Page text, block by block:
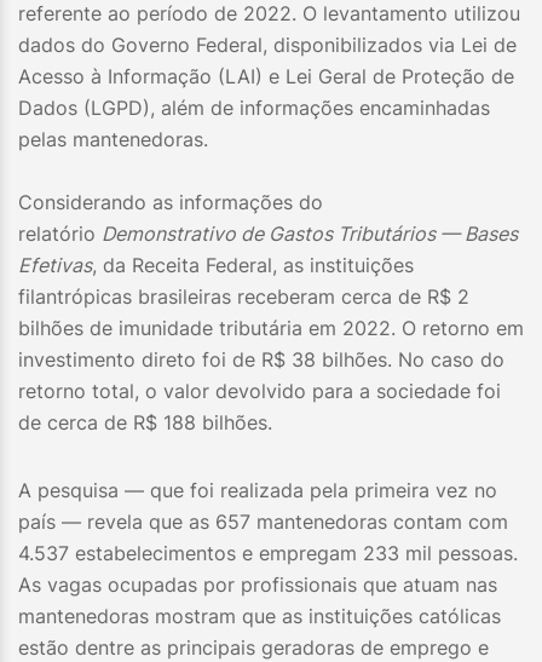
referente ao período de 2022. O levantamento utilizou
dados do Governo Federal, disponibilizados via Lei de
Acesso à Informação (LAI) e Lei Geral de Proteção de
Dados (LGPD), além de informações encaminhadas
pelas mantenedoras.
Considerando as informações do
relatório Demonstrativo de Gastos Tributários — Bases
Efetivas, da Receita Federal, as instituições
filantrópicas brasileiras receberam cerca de R$ 2
bilhões de imunidade tributária em 2022. O retorno em
investimento direto foi de R$ 38 bilhões. No caso do
retorno total, o valor devolvido para a sociedade foi
de cerca de R$ 188 bilhões.
A pesquisa — que foi realizada pela primeira vez no
país — revela que as 657 mantenedoras contam com
4.537 estabelecimentos e empregam 233 mil pessoas.
As vagas ocupadas por profissionais que atuam nas
mantenedoras mostram que as instituições católicas
estão dentre as principais geradoras de emprego e